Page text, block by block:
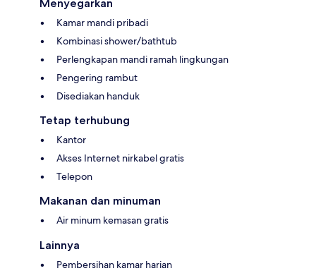
Menyegarkan
Kamar mandi pribadi
Kombinasi shower/bathtub
Perlengkapan mandi ramah lingkungan
Pengering rambut
Disediakan handuk
Tetap terhubung
Kantor
Akses Internet nirkabel gratis
Telepon
Makanan dan minuman
Air minum kemasan gratis
Lainnya
Pembersihan kamar harian